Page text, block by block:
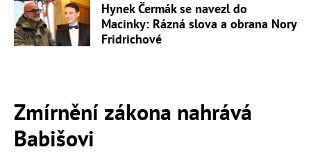
Hynek Čermák se navezl do
Macinky: Rázná slova a obrana Nory
Fridrichové
Zmírnění zákona nahrává
Babišovi